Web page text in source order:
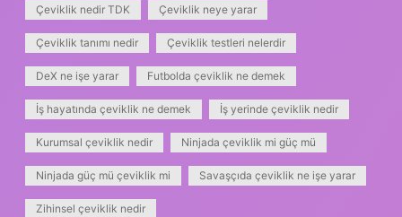
Çeviklik nedir TDK Çeviklik neye yarar
Çeviklik tanımı nedir Çeviklik testleri nelerdir
DeX ne işe yarar Futbolda çeviklik ne demek
İş hayatında çeviklik ne demek İş yerinde çeviklik nedir
Kurumsal çeviklik nedir Ninjada çeviklik mi güç mü
Ninjada güç mü çeviklik mi Savaşçıda çeviklik ne işe yarar
Zihinsel çeviklik nedir